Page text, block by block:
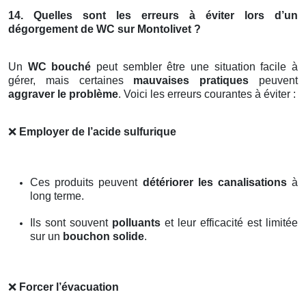
14. Quelles sont les erreurs à éviter lors d’un
dégorgement de WC sur Montolivet ?
Un WC bouché peut sembler être une situation facile à
gérer, mais certaines mauvaises pratiques peuvent
aggraver le problème. Voici les erreurs courantes à éviter :
❌ Employer de l’acide sulfurique
Ces produits peuvent détériorer les canalisationsà
long terme.
Ils sont souvent polluants et leur efficacité est limitée
sur un bouchon solide.
❌ Forcer l’évacuation